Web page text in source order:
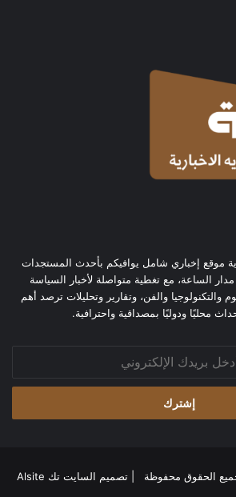
موقع إخباري شامل يوافيكم بأحدث المستجدات
مدار الساعة، مع تغطية متواصلة لأخبار السياسة
والتكنولوجيا والفن، وتقارير وتحليلات ترصد أهم
محليًا ودوليًا بمصداقية واحترافية.
السايت تك Alsite